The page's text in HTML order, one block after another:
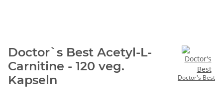
Doctor's Best
Doctor`s Best Acetyl-L-
Carnitine - 120 veg.
Kapseln